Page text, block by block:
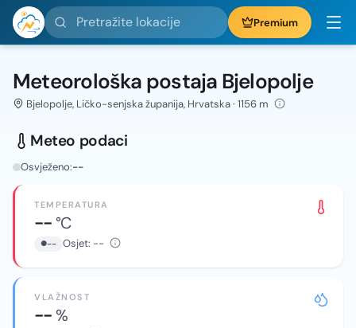
Pretražite lokacije Premium
Meteorološka postaja Bjelopolje
Bjelopolje, Ličko-senjska županija, Hrvatska · 1156 m
Meteo podaci
Osvježeno:--
TEMPERATURA
--°C
-- Osjet: --
VLAŽNOST
--%